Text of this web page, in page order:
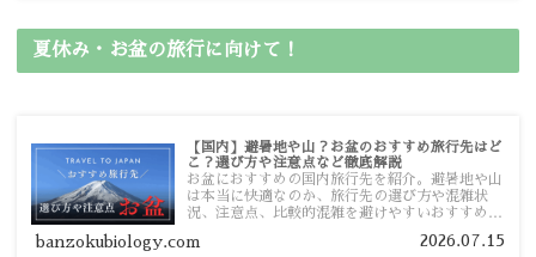
夏休み・お盆の旅行に向けて！
【国内】避暑地や山？お盆のおすすめ旅行先はど
こ？選び方や注意点など徹底解説
お盆におすすめの国内旅行先を紹介。避暑地や山
は本当に快適なのか、旅行先の選び方や混雑状
況、注意点、比較的混雑を避けやすいおすすめス
す。
banzokubiology.com 2026.07.15